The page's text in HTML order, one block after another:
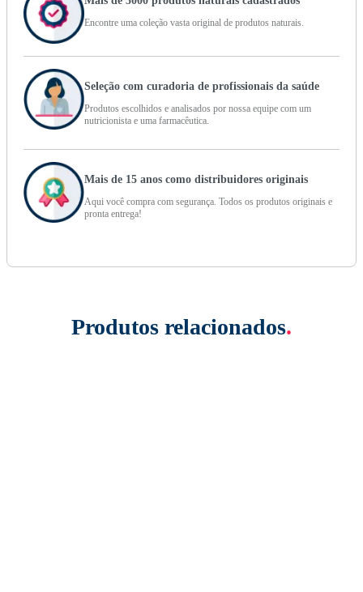
Encontre uma coleção vasta original de produtos naturais.
Seleção com curadoria de profissionais da saúde
Produtos escolhidos e analisados por nossa equipe com um
nutricionista e uma farmacêutica.
Mais de 15 anos como distribuidores originais
Aqui você compra com segurança. Todos os produtos originais e
pronta entrega!
Produtos relacionados.